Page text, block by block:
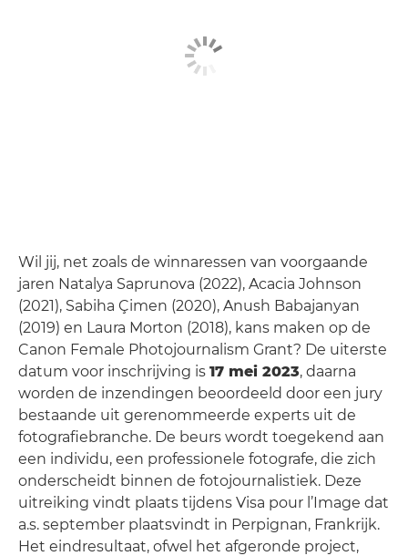
Wil jij, net zoals de winnaressen van voorgaande
jaren Natalya Saprunova (2022), Acacia Johnson
(2021), Sabiha Çimen (2020), Anush Babajanyan
(2019) en Laura Morton (2018), kans maken op de
Canon Female Photojournalism Grant? De uiterste
datum voor inschrijving is 17 mei 2023, daarna
worden de inzendingen beoordeeld door een jury
bestaande uit gerenommeerde experts uit de
fotografiebranche. De beurs wordt toegekend aan
een individu, een professionele fotografe, die zich
onderscheidt binnen de fotojournalistiek. Deze
uitreiking vindt plaats tijdens Visa pour l’Image dat
a.s. september plaatsvindt in Perpignan, Frankrijk.
Het eindresultaat, ofwel het afgeronde project,